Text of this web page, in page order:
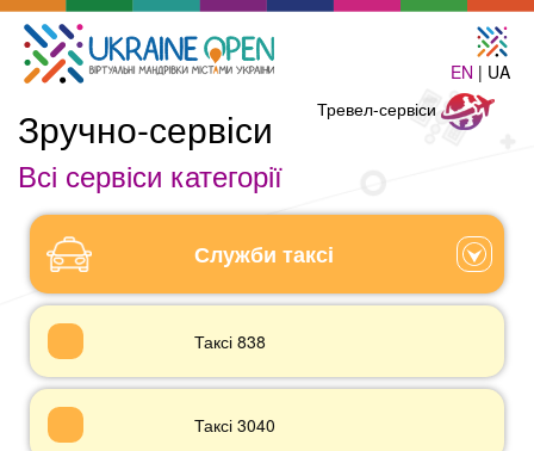
EN | UA
Зручно-сервіси Тревел-сервіси
Тревел-
сервіси
Всі сервіси категорії
Служби таксі
Таксі 838
Таксі 3040